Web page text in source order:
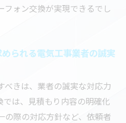
フォン交換が実現できるでし
られる電気工事業者の誠実
べきは、業者の誠実な対応力
では、見積もり内容の明確化
の際の対応方針など、依頼者